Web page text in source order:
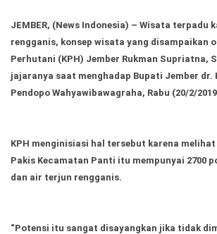
SosBud
Sosial Budaya
Ekonomi Olahraga
Indeks Birokrasi
JEMBER, (News Indonesia) – Wisata terpadu
rengganis, konsep wisata yang disampaikan
Perhutani (KPH) Jember Rukman Supriatna,
jajaranya saat menghadap Bupati Jember dr.
Pendopo Wahyawibawagraha, Rabu (20/2/
KPH menginisiasi hal tersebut karena melihat
Pakis Kecamatan Panti itu mempunyai 2700
dan air terjun rengganis.
“Potensi itu sangat disayangkan jika tidak